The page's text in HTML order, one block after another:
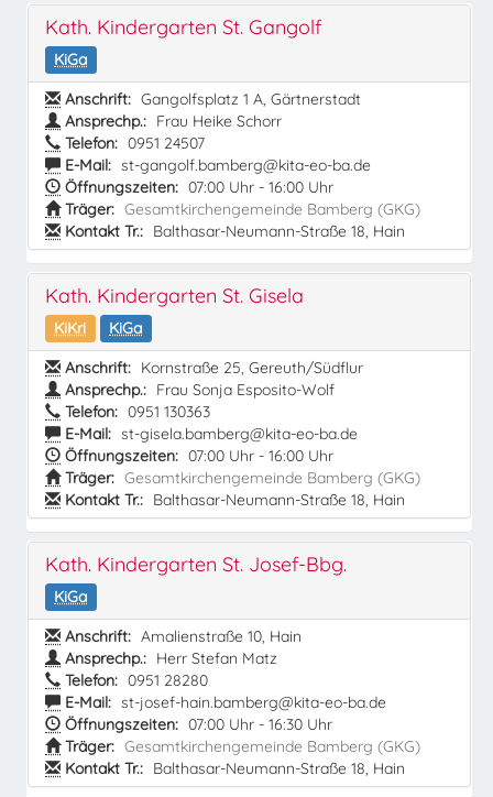
Kath. Kindergarten St. Gangolf
KiGa
Anschrift: Gangolfsplatz 1 A, Gärtnerstadt
Ansprechp.: Frau Heike Schorr
Telefon: 0951 24507
E-Mail: st-gangolf.bamberg@kita-eo-ba.de
Öffnungszeiten: 07:00 Uhr - 16:00 Uhr
Träger: Gesamtkirchengemeinde Bamberg (GKG)
Kontakt Tr.: Balthasar-Neumann-Straße 18, Hain
Kath. Kindergarten St. Gisela
KiKri
KiGa
Anschrift: Kornstraße 25, Gereuth/Südflur
Ansprechp.: Frau Sonja Esposito-Wolf
Telefon: 0951 130363
E-Mail: st-gisela.bamberg@kita-eo-ba.de
Öffnungszeiten: 07:00 Uhr - 16:00 Uhr
Träger: Gesamtkirchengemeinde Bamberg (GKG)
Kontakt Tr.: Balthasar-Neumann-Straße 18, Hain
Kath. Kindergarten St. Josef-Bbg.
KiGa
Anschrift: Amalienstraße 10, Hain
Ansprechp.: Herr Stefan Matz
Telefon: 0951 28280
E-Mail: st-josef-hain.bamberg@kita-eo-ba.de
Öffnungszeiten: 07:00 Uhr - 16:30 Uhr
Träger: Gesamtkirchengemeinde Bamberg (GKG)
Kontakt Tr.: Balthasar-Neumann-Straße 18, Hain